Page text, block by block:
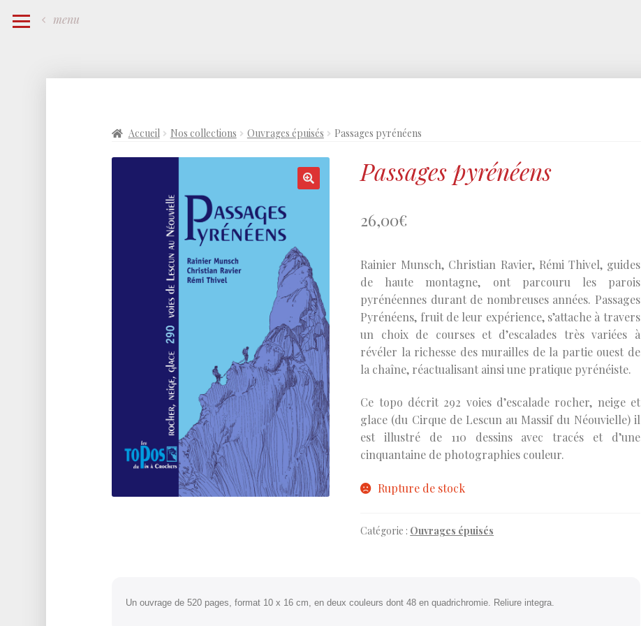
menu
Accueil Nos collections Ouvrages épuisés Passages pyrénéens
Passages pyrénéens
26,00€
Rainier Munsch, Christian Ravier, Rémi Thivel, guides
de haute montagne, ont parcouru les parois
pyrénéennes durant de nombreuses années. Passages
Pyrénéens, fruit de leur expérience, s’attache à travers
un choix de courses et d’escalades très variées à
révéler la richesse des murailles de la partie ouest de
la chaîne, réactualisant ainsi une pratique pyrénéiste.
Ce topo décrit 292 voies d’escalade rocher, neige et
glace (du Cirque de Lescun au Massif du Néouvielle) il
est illustré de 110 dessins avec tracés et d’une
cinquantaine de photographies couleur.
Rupture de stock
Catégorie : Ouvrages épuisés
Un ouvrage de 520 pages, format 10 x 16 cm, en deux couleurs dont 48 en quadrichromie. Reliure integra.